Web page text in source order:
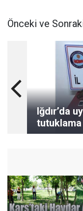
Önceki ve
Iğdır’da
tutuklama